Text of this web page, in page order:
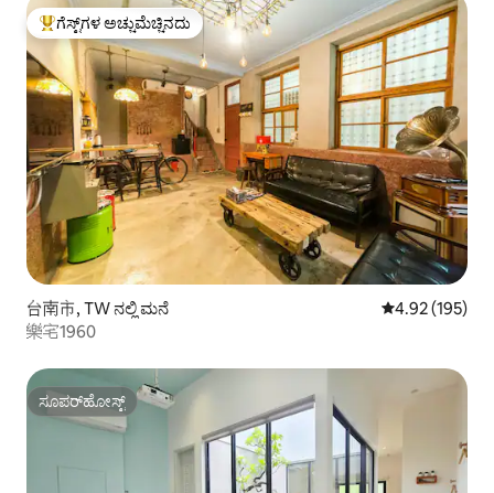
ಗೆಸ್ಟ್‌ಗಳಿಗೆ ಅತಿ ಹೆಚ್ಚು ಅಚ್ಚುಮೆಚ್ಚಿನದು
ಗೆಸ್ಟ್‌ಗಳ ಅಚ್ಚುಮೆಚ್ಚಿನದು
台南市, TW ನಲ್ಲಿ ಮನೆ 5 ರಲ್ಲಿ 4.92
4.92 (195)
樂宅1960
ಸೂಪರ್‌ಹೋಸ್ಟ್
ಸೂಪರ್‌ಹೋಸ್ಟ್